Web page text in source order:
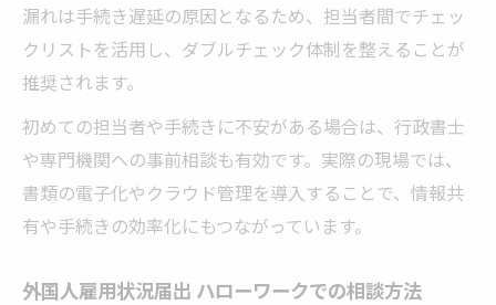
漏れは手続き遅延の原因となるため、担当者間でチェッ
クリストを活用し、ダブルチェック体制を整えることが
推奨されます。
初めての担当者や手続きに不安がある場合は、行政書士
や専門機関への事前相談も有効です。実際の現場では、
書類の電子化やクラウド管理を導入することで、情報共
有や手続きの効率化にもつながっています。
外国人雇用状況届出 ハローワークでの相談方法